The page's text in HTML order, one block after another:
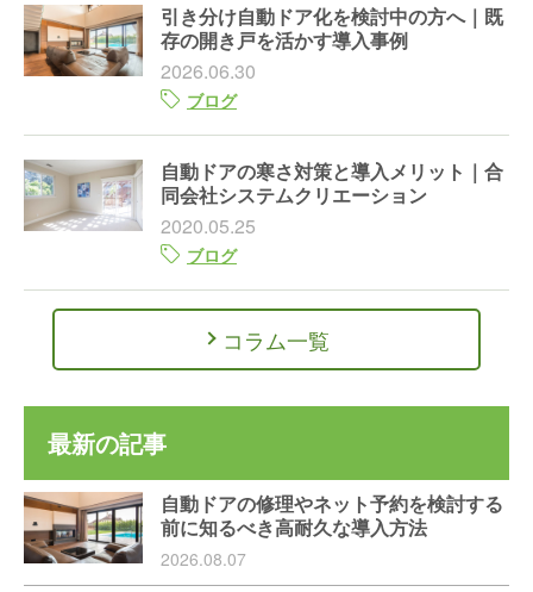
引き分け自動ドア化を検討中の方へ｜既
存の開き戸を活かす導入事例
2026.06.30
ブログ
自動ドアの寒さ対策と導入メリット｜合
同会社システムクリエーション
2020.05.25
ブログ
コラム一覧
最新の記事
自動ドアの修理やネット予約を検討する
前に知るべき高耐久な導入方法
2026.08.07